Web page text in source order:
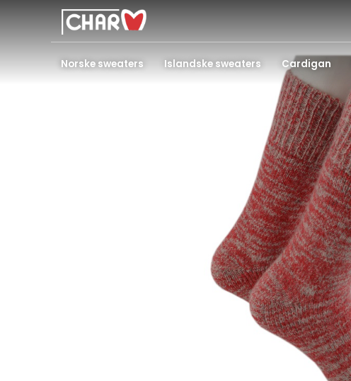
Norske sweaters Islandske sweaters Cardigan